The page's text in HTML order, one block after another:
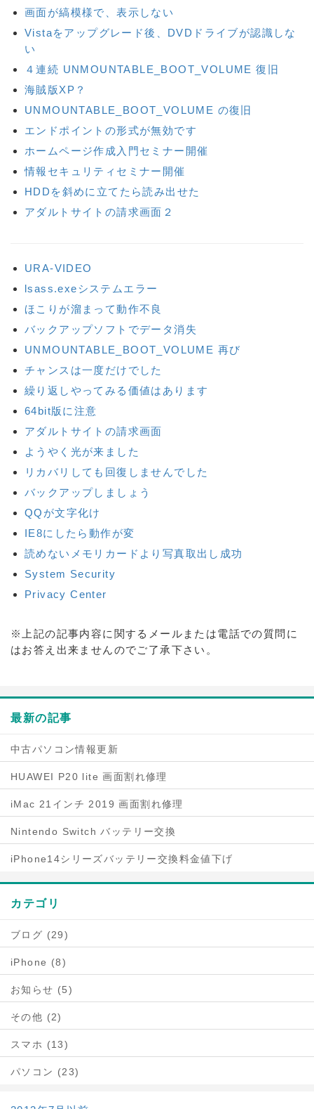
画面が縞模様で、表示しない
Vistaをアップグレード後、DVDドライブが認識しな
い
４連続 UNMOUNTABLE_BOOT_VOLUME 復旧
海賊版XP？
UNMOUNTABLE_BOOT_VOLUME の復旧
エンドポイントの形式が無効です
ホームページ作成入門セミナー開催
情報セキュリティセミナー開催
HDDを斜めに立てたら読み出せた
アダルトサイトの請求画面２
URA-VIDEO
lsass.exeシステムエラー
ほこりが溜まって動作不良
バックアップソフトでデータ消失
UNMOUNTABLE_BOOT_VOLUME 再び
チャンスは一度だけでした
繰り返しやってみる価値はあります
64bit版に注意
アダルトサイトの請求画面
ようやく光が来ました
リカバリしても回復しませんでした
バックアップしましょう
QQが文字化け
IE8にしたら動作が変
読めないメモリカードより写真取出し成功
System Security
Privacy Center
※上記の記事内容に関するメールまたは電話での質問に
はお答え出来ませんのでご了承下さい。
最新の記事
中古パソコン情報更新
HUAWEI P20 lite 画面割れ修理
iMac 21インチ 2019 画面割れ修理
Nintendo Switch バッテリー交換
iPhone14シリーズバッテリー交換料金値下げ
カテゴリ
ブログ (29)
iPhone (8)
お知らせ (5)
その他 (2)
スマホ (13)
パソコン (23)